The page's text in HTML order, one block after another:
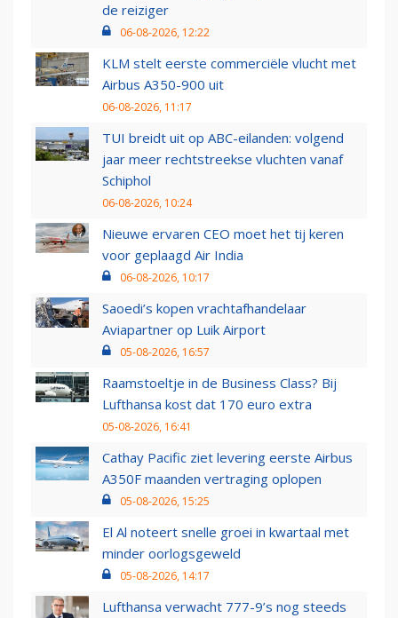
de reiziger
06-08-2026, 12:22
KLM stelt eerste commerciële vlucht met
Airbus A350-900 uit
06-08-2026, 11:17
TUI breidt uit op ABC-eilanden: volgend
jaar meer rechtstreekse vluchten vanaf
Schiphol
06-08-2026, 10:24
Nieuwe ervaren CEO moet het tij keren
voor geplaagd Air India
06-08-2026, 10:17
Saoedi’s kopen vrachtafhandelaar
Aviapartner op Luik Airport
05-08-2026, 16:57
Raamstoeltje in de Business Class? Bij
Lufthansa kost dat 170 euro extra
05-08-2026, 16:41
Cathay Pacific ziet levering eerste Airbus
A350F maanden vertraging oplopen
05-08-2026, 15:25
El Al noteert snelle groei in kwartaal met
minder oorlogsgeweld
05-08-2026, 14:17
Lufthansa verwacht 777-9’s nog steeds